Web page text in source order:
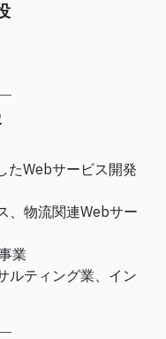
たWebサービス開発
、物流関連Webサー
業
ルティング業、イン